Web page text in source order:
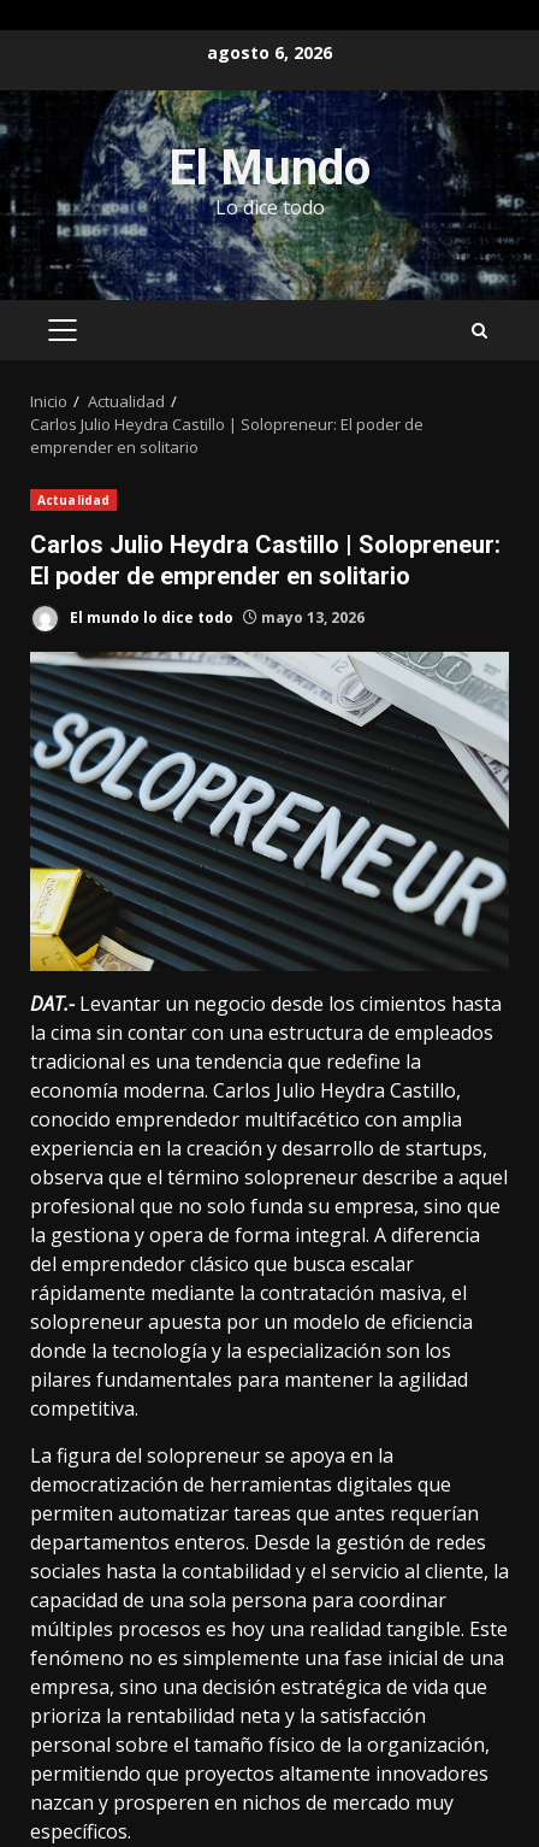
contenido
agosto 6, 2026
El Mundo
Lo dice todo
MENÚ
Inicio
Actualidad
Carlos Julio Heydra Castillo | Solopreneur: El poder de
emprender en solitario
Actualidad
Carlos Julio Heydra Castillo | Solopreneur:
El poder de emprender en solitario
El mundo lo dice todo mayo 13, 2026
DAT.- Levantar un negocio desde los cimientos hasta
la cima sin contar con una estructura de empleados
tradicional es una tendencia que redefine la
economía moderna. Carlos Julio Heydra Castillo,
conocido emprendedor multifacético con amplia
experiencia en la creación y desarrollo de startups,
observa que el término solopreneurdescribe a aquel
profesional que no solo funda su empresa, sino que
la gestiona y opera de forma integral. A diferencia
del emprendedor clásico que busca escalar
rápidamente mediante la contratación masiva, el
solopreneur apuesta por un modelo de eficiencia
donde la tecnología y la especialización son los
pilares fundamentales para mantener la agilidad
competitiva.
La figura del solopreneur se apoya en la
democratización de herramientas digitales que
permiten automatizar tareas que antes requerían
departamentos enteros. Desde la gestión de redes
sociales hasta la contabilidad y el servicio al cliente, la
capacidad de una sola persona para coordinar
múltiples procesos es hoy una realidad tangible. Este
fenómeno no es simplemente una fase inicial de una
empresa, sino una decisión estratégica de vida que
prioriza la rentabilidad neta y la satisfacción
personal sobre el tamaño físico de la organización,
permitiendo que proyectos altamente innovadores
nazcan y prosperen en nichos de mercado muy
específicos.